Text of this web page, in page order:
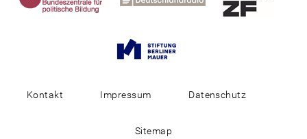
Kontakt Impressum Datenschutz
Sitemap